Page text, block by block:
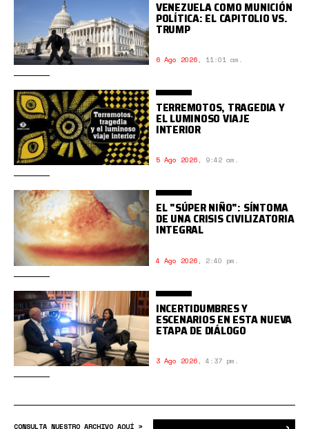
VENEZUELA COMO MUNICIÓN
POLÍTICA: EL CAPITOLIO VS.
TRUMP
6 Ago 2026, 11:01 am.
TERREMOTOS, TRAGEDIA Y
EL LUMINOSO VIAJE
INTERIOR
5 Ago 2026, 9:42 am.
EL "SÚPER NIÑO": SÍNTOMA
DE UNA CRISIS CIVILIZATORIA
INTEGRAL
4 Ago 2026, 2:40 pm.
INCERTIDUMBRES Y
ESCENARIOS EN ESTA NUEVA
ETAPA DE DIÁLOGO
3 Ago 2026, 4:37 pm.
CONSULTA NUESTRO ARCHIVO AQUÍ >